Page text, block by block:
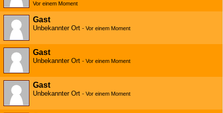
Vor einem Moment
Gast
Unbekannter Ort - Vor einem Moment
Gast
Unbekannter Ort - Vor einem Moment
Gast
Unbekannter Ort - Vor einem Moment